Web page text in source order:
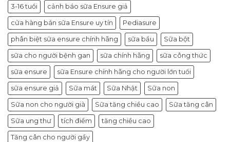
3-16 tuổi cảnh báo sữa Ensure giả
cửa hàng bán sữa Ensure uy tín Pediasure
phân biệt sữa ensure chính hãng sữa bầu Sữa bột
sữa cho người bệnh gan sữa chính hãng sữa công thức
sữa ensure sữa Ensure chính hãng cho người lớn tuổi
sữa ensure giả Sữa mát Sữa Nhật Sữa non
Sữa non cho người già Sữa tăng chiều cao Sữa tăng cân
Sữa ung thư tích điểm tăng chiều cao
Tăng cân cho người gầy